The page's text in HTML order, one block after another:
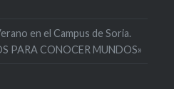
en el Campus de Soria.
PARA CONOCER MUNDOS»